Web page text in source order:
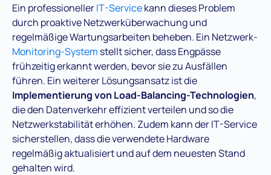
Ein professionellerIT-Servicekann dieses Problem
durch proaktive Netzwerküberwachung und
regelmäßige Wartungsarbeiten beheben. Ein Netzwerk-
Monitoring-System stellt sicher, dass Engpässe
frühzeitig erkannt werden, bevor sie zu Ausfällen
führen. Ein weiterer Lösungsansatz ist die
Implementierung von Load-Balancing-Technologien,
die den Datenverkehr effizient verteilen und so die
Netzwerkstabilität erhöhen. Zudem kann der IT-Service
sicherstellen, dass die verwendete Hardware
regelmäßig aktualisiert und auf dem neuesten Stand
gehalten wird​.